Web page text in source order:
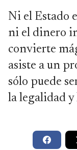
Ni el Estado
ni el dinero
convierte
asiste a un
sólo puede
la legalidad